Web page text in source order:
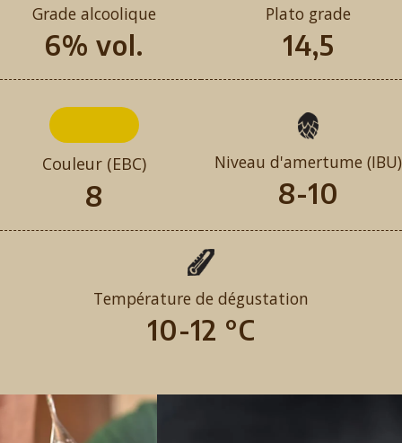
Grade alcoolique
6% vol.
Plato grade
14,5
Couleur (EBC)
8
Niveau d'amertume (IBU)
8-10
Température de dégustation
10-12 °C